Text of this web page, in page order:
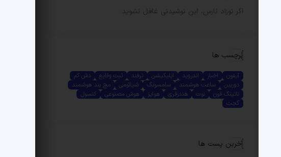
اگر نوزاد نارس، این نوشیدنی غافل نشوید
برچسب ها
آیفون اخبار اندروید اپلیکیشن ترفند ثبت وقایع
دش کم
دوربین
ساعت هوشمند سامسونگ شیائومی
مچ بند هوشمند
ناتینگ فون
نوت هندزفری هواپز هوش مصنوعی
کنسول
گجت
آخرین پست ها